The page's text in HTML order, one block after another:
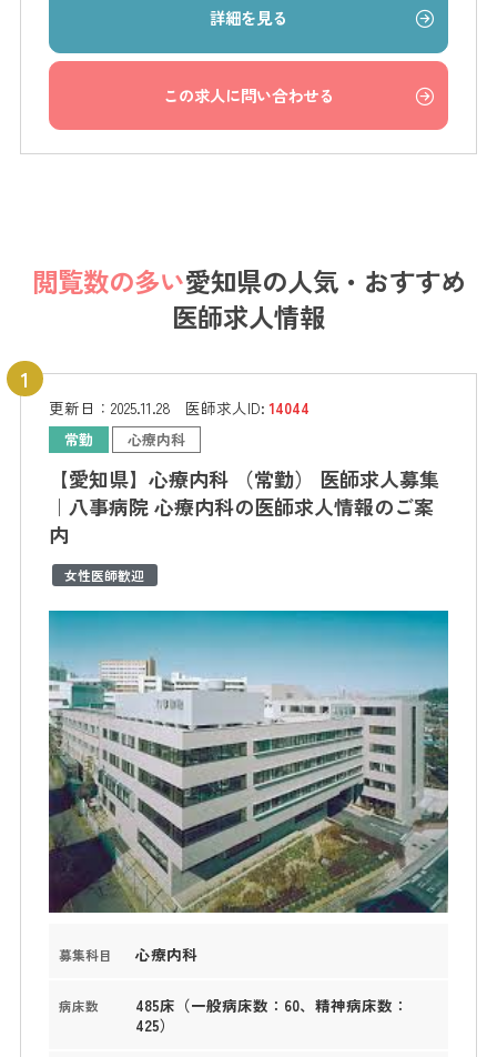
詳細を見る
この求人に問い合わせる
閲覧数の多い愛知県の人気・おすすめ
医師求人情報
更新日： 2025.11.28 医師求人ID:14044
常勤 心療内科
【愛知県】心療内科 （常勤） 医師求人募集
｜八事病院 心療内科の医師求人情報のご案
内
女性医師歓迎
募集科目 心療内科
病床数
485床（一般病床数：60、精神病床数：
425）